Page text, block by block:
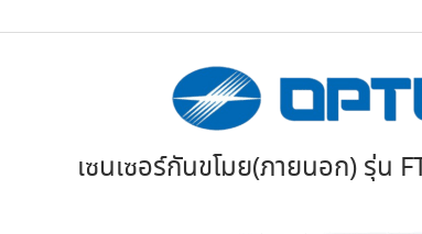
เซนเซอร์กันขโมย(ภายนอก) รุ่น